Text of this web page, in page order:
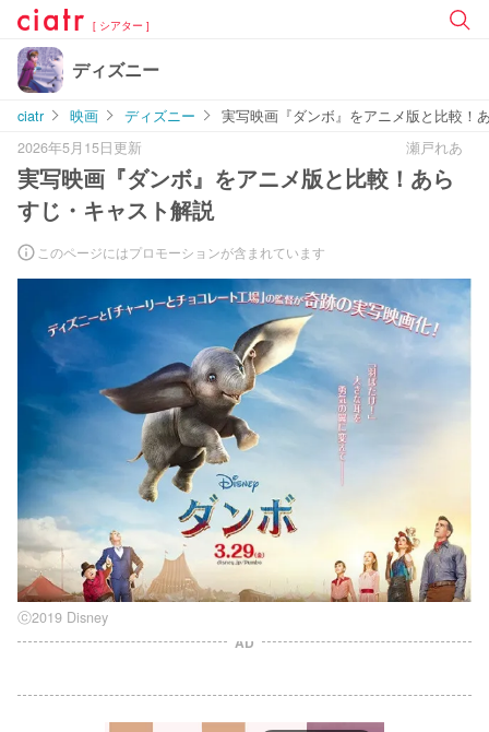
[ シアター ]
ディズニー
ciatr 映画 ディズニー
実写映画『ダンボ』をアニメ版と比較！
2026年5月15日更新
瀬戸れあ
実写映画『ダンボ』をアニメ版と比較！あら
すじ・キャスト解説
このページにはプロモーションが含まれています
ⓒ2019 Disney
AD